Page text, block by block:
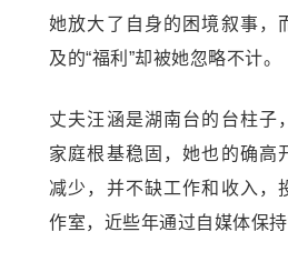
她放大了自身的困境叙事，
及的“福利”却被她忽略不计。
丈夫汪涵是湖南台的台柱子
家庭根基稳固，她也的确高
减少，并不缺工作和收入，
作室，近些年通过自媒体保持“